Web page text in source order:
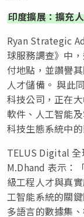
印度擴展：擴充
Ryan Strategic
球服務調查》中
付地點，並讚譽
人才儲備。 與此
科技公司，正在
軟件、人工智能
科技生態系統中
TELUS Digital
M.Dhand 表示：
級工程人才與真
工智能系統的關
多語言的數據集